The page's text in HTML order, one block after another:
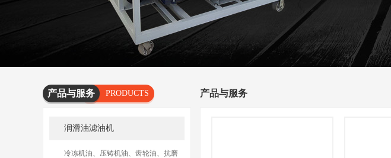
产品与服务
PRODUCTS
SERVICES
润滑油滤油机
冷冻机油、压铸机油、齿轮油、抗磨
产品与服务